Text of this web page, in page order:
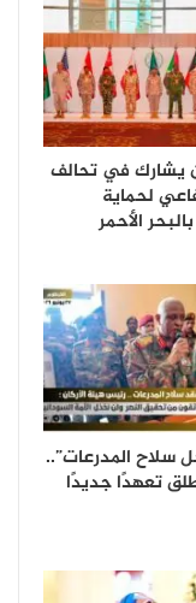
يشارك في تحالف
لحماية
الأحمر
سلاح المدرعات”..
تعهدًا جديدًا